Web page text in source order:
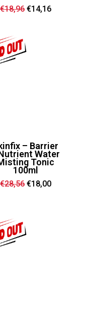
€18,96 Ursprünglicher
Preis
€14,16Aktueller
– Barrier
Water
Tonic
100ml
€28,56 Ursprünglicher
Preis
€18,00Aktueller